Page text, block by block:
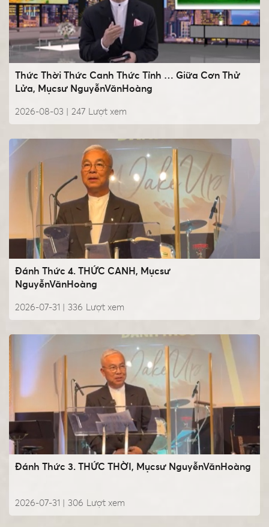
Thức Thời Thức Canh Thức Tỉnh … Giữa Cơn Thử
Lửa, Mụcsư NguyễnVănHoàng
2026-08-03 | Lượt xem
247
Đánh Thức 4. THỨC CANH, Mụcsư
NguyễnVănHoàng
2026-07-31 | Lượt xem
336
Đánh Thức 3. THỨC THỜI, Mụcsư NguyễnVănHoàng
2026-07-31 | Lượt xem
306